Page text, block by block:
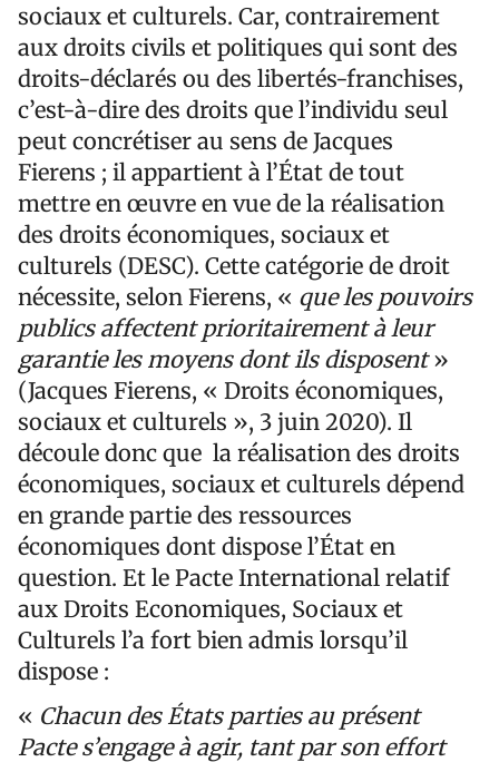
sociaux et culturels. Car, contrairement
aux droits civils et politiques qui sont des
droits-déclarés ou des libertés-franchises,
c’est-à-dire des droits que l’individu seul
peut concrétiser au sens de Jacques
Fierens ; il appartient à l’État de tout
mettre en œuvre en vue de la réalisation
des droits économiques, sociaux et
culturels (DESC). Cette catégorie de droit
nécessite, selon Fierens, « que les pouvoirs
publics affectent prioritairement à leur
garantie les moyens dont ils disposent»
(Jacques Fierens, « Droits économiques,
sociaux et culturels », 3 juin 2020). Il
découle donc que la réalisation des droits
économiques, sociaux et culturels dépend
en grande partie des ressources
économiques dont dispose l’État en
question. Et le Pacte International relatif
aux Droits Economiques, Sociaux et
Culturels l’a fort bien admis lorsqu’il
dispose :
« Chacun des États parties au présent
Pacte s’engage à agir, tant par son effort